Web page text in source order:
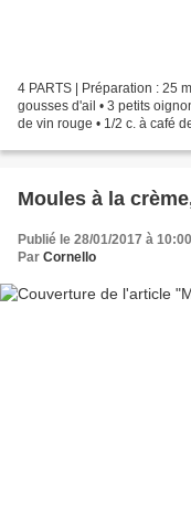
4 PARTS | Préparation : 25
gousses d'ail • 3 petits
de vin rouge • 1/2 c. à café
Moules à la
Publié le 28/01/2017 à 10:00
Par Cornello